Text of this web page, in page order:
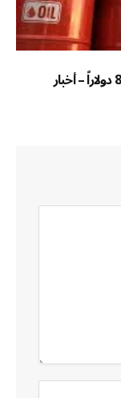
مع ترقب محادثات إيران وعُمان.. برنت فوق 80 دولاراً – أخبار